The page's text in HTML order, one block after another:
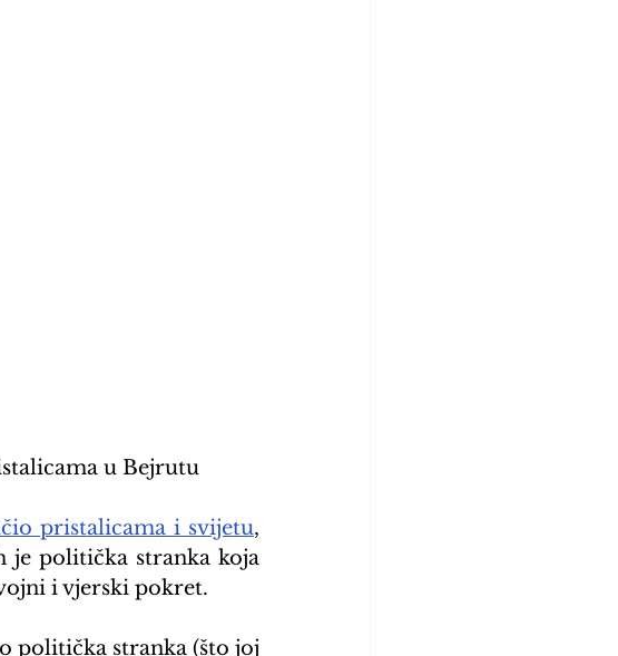
u Bejrutu
pristalicama i svijetu,
je politička stranka koja
i vjerski pokret.
politička stranka (što joj